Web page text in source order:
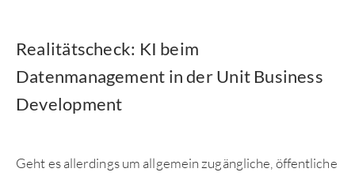
Realitätscheck: KI beim
Datenmanagement in der Unit Business
Development
Geht es allerdings um allgemein zugängliche, öffentliche